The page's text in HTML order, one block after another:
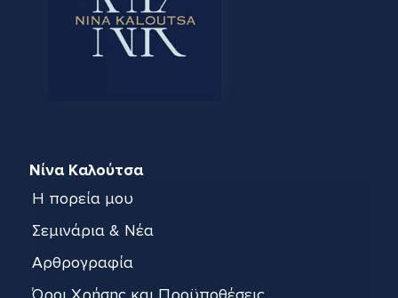
Νίνα Καλούτσα
Η πορεία μου
Σεμινάρια & Νέα
Αρθρογραφία